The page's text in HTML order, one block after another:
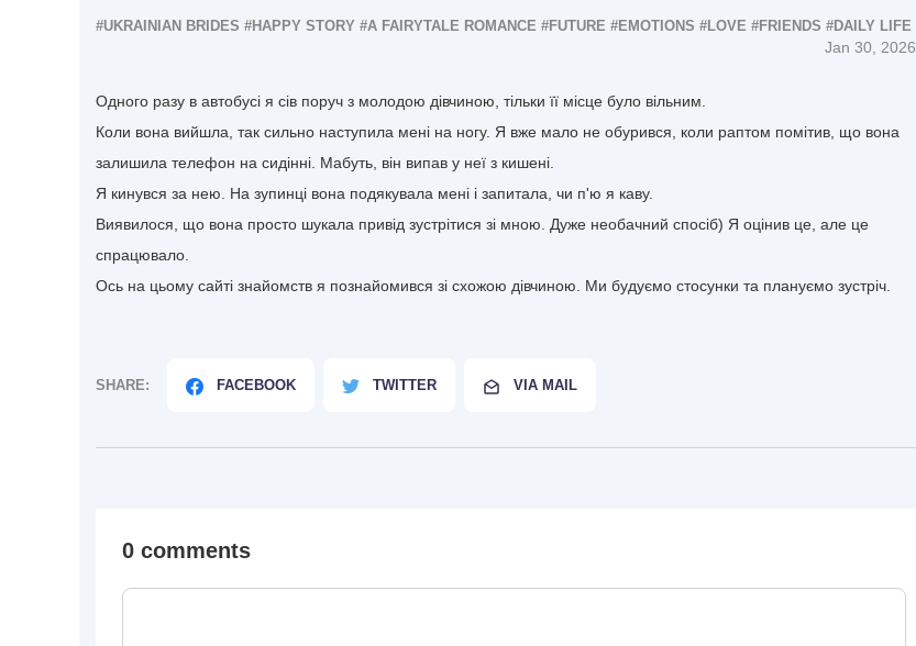
#UKRAINIAN BRIDES #HAPPY STORY #A FAIRYTALE ROMANCE #FUTURE #EMOTIONS #LOVE #FRIENDS #DAILY LIFE
Jan 30, 2026
Одного разу в автобусі я сів поруч з молодою дівчиною, тільки її місце було вільним.
Коли вона вийшла, так сильно наступила мені на ногу. Я вже мало не обурився, коли раптом помітив, що вона
залишила телефон на сидінні. Мабуть, він випав у неї з кишені.
Я кинувся за нею. На зупинці вона подякувала мені і запитала, чи п'ю я каву.
Виявилося, що вона просто шукала привід зустрітися зі мною. Дуже необачний спосіб) Я оцінив це, але це
спрацювало.
Ось на цьому сайті знайомств я познайомився зі схожою дівчиною. Ми будуємо стосунки та плануємо зустріч.
SHARE: FACEBOOK TWITTER VIA MAIL
0 comments